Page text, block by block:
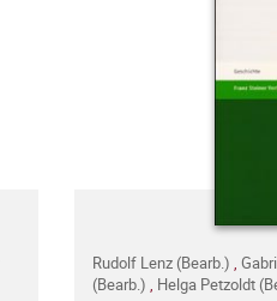
Rudolf Lenz (Bearb.)
(Bearb.)
Helga Petzoldt